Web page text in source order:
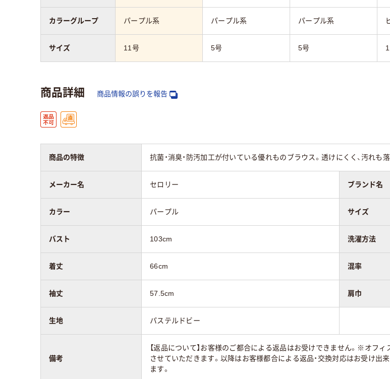
パープル系 パープル系 パープル系
11号 5号 5号
カラーグループ
サイズ
商品詳細 商品情報の誤りを報告
商品の特徴 抗菌・消臭・防汚加工が付いている優れものブラウス。透けにくく、汚れも
メーカー名 セロリー ブランド名
カラー パープル サイズ
バスト 103cm 洗濯方法
着丈 66cm 混率
袖丈 57.5cm 肩巾
生地 パステルドビー
備考
【返品について】お客様のご都合による返品はお受けできません。※オフ
させていただきます。以降はお客様都合による返品・交換対応はお受け出
ます。